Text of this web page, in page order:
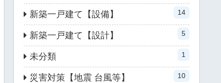
新築一戸建て【設備】 14
新築一戸建て【設計】 5
未分類 1
災害対策【地震 台風等】 10